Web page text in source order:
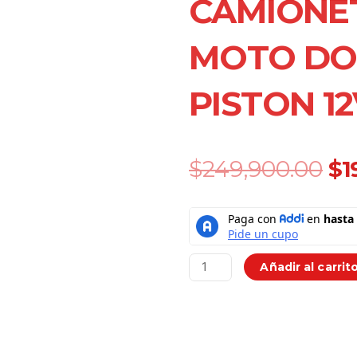
MOTO
PISTON
$249,900.00 $
Portatil
Camioneta
4x4
Añadir al